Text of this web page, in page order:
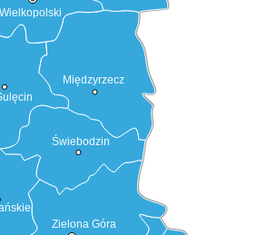
Zielona Góra
Świebodzin
Międzyrzecz